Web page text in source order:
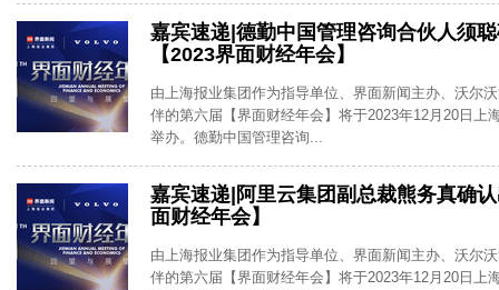
嘉宾速递|德勤中国管理咨询合伙人须
【2023界面财经年会】
由上海报业集团作为指导单位、界面新闻主办、沃尔
伴的第六届【界面财经年会】将于2023年12月20日上
举办。德勤中国管理咨询...
嘉宾速递|阿里云集团副总裁熊务真确
面财经年会】
由上海报业集团作为指导单位、界面新闻主办、沃尔
伴的第六届【界面财经年会】将于2023年12月20日上